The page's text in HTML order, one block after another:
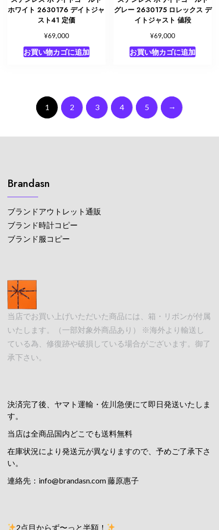
ホワイト 2630176 デイトジャ
スト41 定価
¥69,000
お買い物カゴに追加
グレー 2630175 ロレックス デ
イトジャスト 値段
¥69,000
お買い物カゴに追加
1 2 3 4 5 →
Brandasn
ブランドアウトレット通販
ブランド時計コピー
ブランド服コピー
当店でお買い上げいただいた商品には、箱・リボンが付属
いたします。（一部対象外商品あり） ※海外より輸送し
ている為、修復跡や破損している場合がございます。御了
承下さい。
決済完了後、ヤマト運輸・佐川急便にて即日発送いたしま
す。
当店は全商品国内どこでも送料無料
在庫状況により発送元が異なりますので、予めご了承下さ
い。
連絡先： info@brandasn.com藤原惠子
2点目からず〜っと半額！